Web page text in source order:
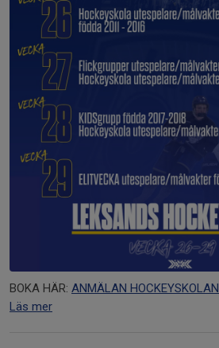
BOKA HÄR: ANMÄLAN HOCKEYSKOLAN
Läs mer